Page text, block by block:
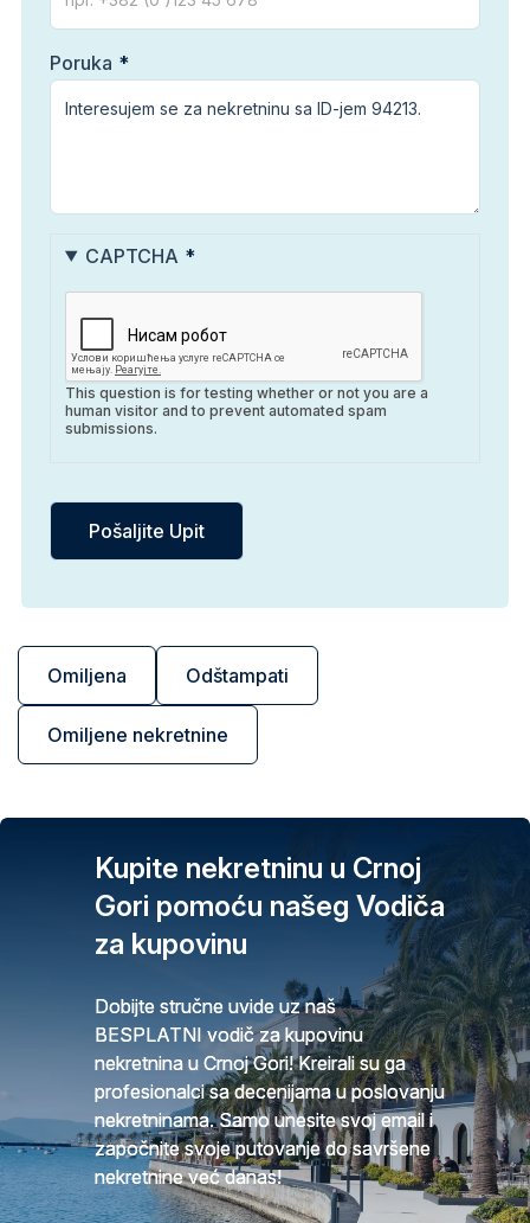
Omiljena Odštampati
Omiljene nekretnine
Poruka
CAPTCHA
This question is for testing whether or not you are a
human visitor and to prevent automated spam
submissions.
Kupite nekretninu u Crnoj
Gori pomoću našeg Vodiča
za kupovinu
Dobijte stručne uvide uz naš
BESPLATNI vodič za kupovinu
nekretnina u Crnoj Gori! Kreirali su ga
profesionalci sa decenijama u poslovanju
nekretninama. Samo unesite svoj email i
započnite svoje putovanje do savršene
nekretnine već danas!